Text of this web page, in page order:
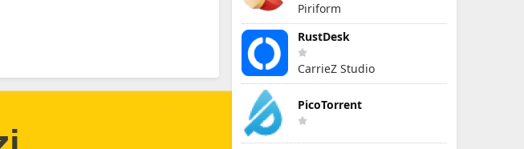
Piriform
RustDesk
CarrieZ Studio
PicoTorrent